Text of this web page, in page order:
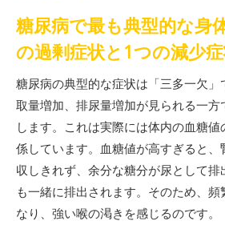
糖尿病で最も典型的な身
の過剰症状と1つの減少
糖尿病の典型的な症状は「三多一欠
取量増加、排尿量増加が見られる一
します。これは実際には体内の血糖
係しています。血糖値が高すぎると、
収しきれず、余分な糖分が尿として
も一緒に排出されます。そのため、頻
なり、強い喉の渇きを感じるのです。